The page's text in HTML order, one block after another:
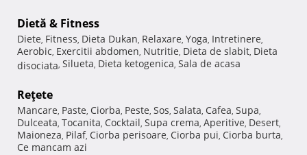
Dietă & Fitness
Diete, Fitness, Dieta Dukan, Relaxare, Yoga, Intretinere,
Aerobic, Exercitii abdomen, Nutritie, Dieta de slabit, Dieta
disociata, Silueta, Dieta ketogenica, Sala de acasa
Reţete
Mancare, Paste, Ciorba, Peste, Sos, Salata, Cafea, Supa,
Dulceata, Tocanita, Cocktail, Supa crema, Aperitive, Desert,
Maioneza, Pilaf, Ciorba perisoare, Ciorba pui, Ciorba burta,
Ce mancam azi